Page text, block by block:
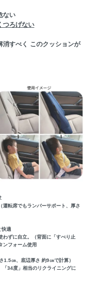
ない
つろげない
すべく このクッションが
運転席でもランバーサポート、厚さ
快適
わずに自立。（背面に「すべり止
ンフォーム使用
1.5㎝、底辺厚さ 約9㎝で計算）
34度」相当のリクライニングに